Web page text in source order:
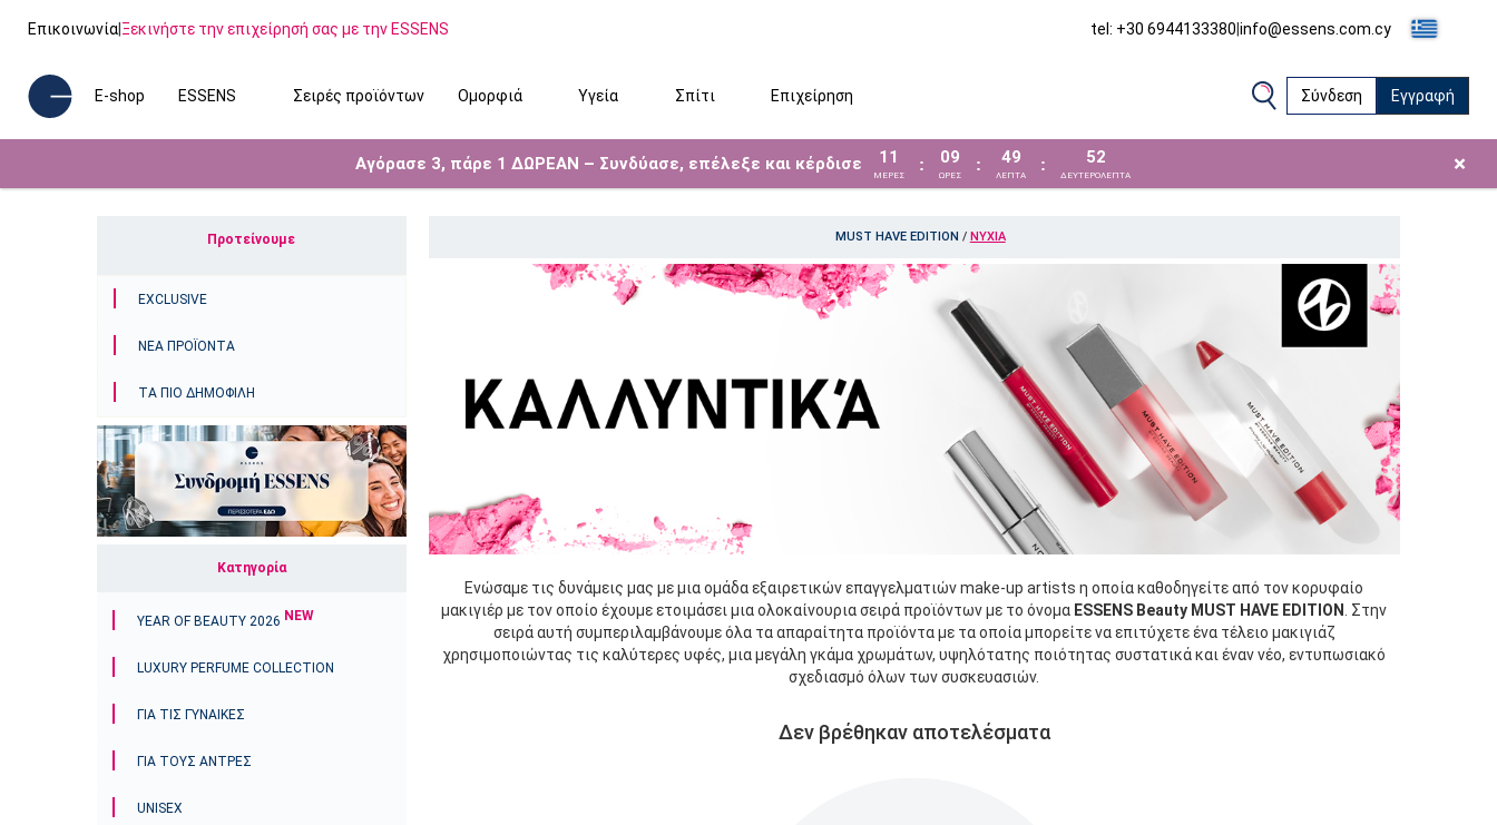
Επικοινωνία|Ξεκινήστε την επιχείρησή σας με την ESSENS tel: +30 6944133380|info@essens.com.cy
E-shop ESSENS Σειρές προϊόντων Ομορφιά Υγεία Σπίτι Επιχείρηση Σύνδεση Εγγραφή
Αγόρασε 3, πάρε 1 ΔΩΡΕΑΝ – Συνδύασε, επέλεξε και κέρδισε 11
ΜΈΡΕΣ
: 09
ΩΡΕΣ
: 49
ΛΕΠΤΑ
: 52
ΔΕΥΤΕΡΟΛΕΠΤΑ ×
Προτείνουμε
EXCLUSIVE
ΝΈΑ ΠΡΟΪΌΝΤΑ
ΤΑ ΠΙΟ ΔΗΜΟΦΙΛΉ
Κατηγορία
YEAR OF BEAUTY 2026 NEW
LUXURY PERFUME COLLECTION
ΓΙΑ ΤΙΣ ΓΥΝΑΊΚΕΣ
ΓΙΑ ΤΟΥΣ ΑΝΤΡΕΣ
UNISEX
MUST HAVE EDITION / ΝΎΧΙΑ
Ενώσαμε τις δυνάμεις μας με μια ομάδα εξαιρετικών επαγγελματιών make-up artists η οποία καθοδηγείτε από τον κορυφαίο
μακιγιέρ με τον οποίο έχουμε ετοιμάσει μια ολοκαίνουρια σειρά προϊόντων με το όνομα ESSENS Beauty MUST HAVE EDITION
. Στην
σειρά αυτή συμπεριλαμβάνουμε όλα τα απαραίτητα προϊόντα με τα οποία μπορείτε να επιτύχετε ένα τέλειο μακιγιάζ
χρησιμοποιώντας τις καλύτερες υφές, μια μεγάλη γκάμα χρωμάτων, υψηλότατης ποιότητας συστατικά και έναν νέο, εντυπωσιακό
σχεδιασμό όλων των συσκευασιών.
Δεν βρέθηκαν αποτελέσματα